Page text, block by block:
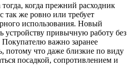
когда прежний расходник
так же ровно или требует
использования. Новый
устройству привычную работу без
важно заранее
потому что даже близкие по виду
посадкой, сопротивлением и